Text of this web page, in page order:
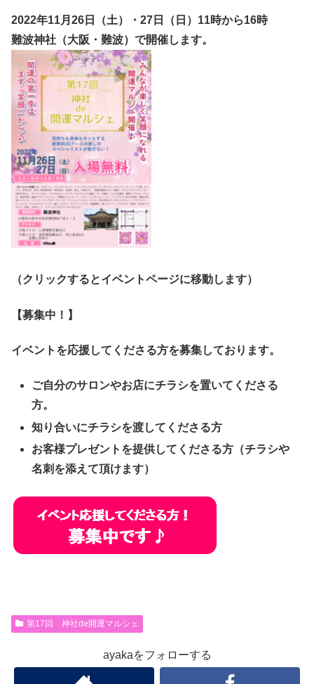
2022年11月26日（土）・27日（日 ）11時から16時
難波神社（大阪・難波）で開催します。
（クリックするとイベントページに移動します）
【募集中！】
イベントを応援してくださる方を募集しております。
ご自分のサロンやお店にチラシを置いてくださる
方。
知り合いにチラシを渡してくださる方
お客様プレゼントを提供してくださる方（チラシや
名刺を添えて頂けます）
第17回 神社de開運マルシェ
ayakaをフォローする